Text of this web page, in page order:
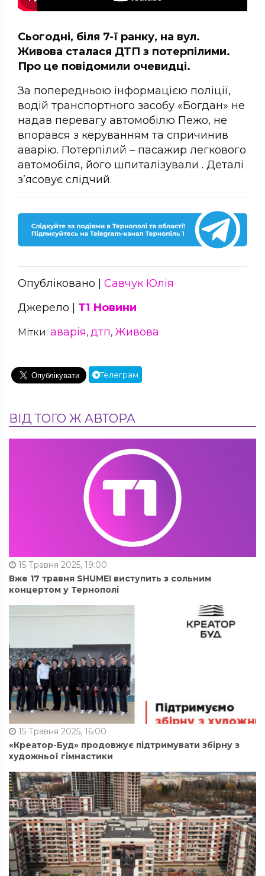
Сьогодні, біля 7-ї ранку, на вул.
Живова сталася ДТП з потерпілими.
Про це повідомили очевидці.
За попередньою інформацією поліції,
водій транспортного засобу «Богдан» не
надав перевагу автомобілю Пежо, не
впорався з керуванням та спричинив
аварію. Потерпілий – пасажир легкового
автомобіля, його шпиталізували . Деталі
з’ясовує слідчий.
Опубліковано | Савчук Юлія
Джерело | Т1 Новини
Мітки: аварія, дтп, Живова
Телеграм
ВІД ТОГО Ж АВТОРА
15 Травня 2025, 19:00
Вже 17 травня SHUMEI виступить з сольним
концертом у Тернополі
15 Травня 2025, 16:00
«Креатор-Буд» продовжує підтримувати збірну з
художньої гімнастики